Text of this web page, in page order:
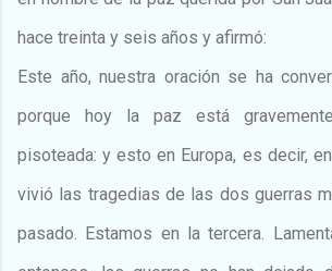
hace treinta y seis años y afirmó:
Este año, nuestra oración se ha
porque hoy la paz está
pisoteada: y esto en Europa, es decir,
vivió las tragedias de las dos guerras
pasado. Estamos en la tercera.